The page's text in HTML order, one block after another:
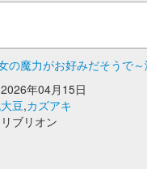
の魔力がお好みだそうで
年04月15日
豆,カズアキ
ブリオン